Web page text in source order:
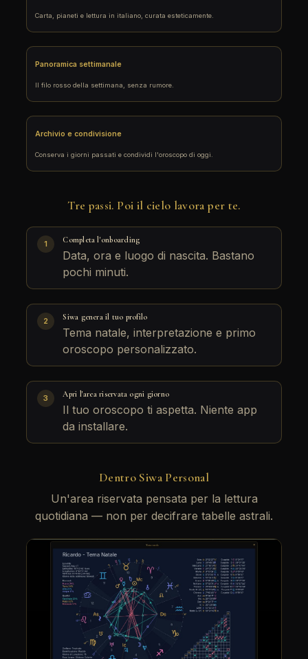
Carta, pianeti e lettura in italiano, curata esteticamente.
Panoramica settimanale
Il filo rosso della settimana, senza rumore.
Archivio e condivisione
Conserva i giorni passati e condividi l'oroscopo di oggi.
Tre passi. Poi il cielo lavora per te.
1 Completa l'onboarding
Data, ora e luogo di nascita. Bastano
pochi minuti.
2 Siwa genera il tuo profilo
Tema natale, interpretazione e primo
oroscopo personalizzato.
3 Apri l'area riservata ogni giorno
Il tuo oroscopo ti aspetta. Niente app
da installare.
Dentro Siwa Personal
Un'area riservata pensata per la lettura
quotidiana — non per decifrare tabelle astrali.